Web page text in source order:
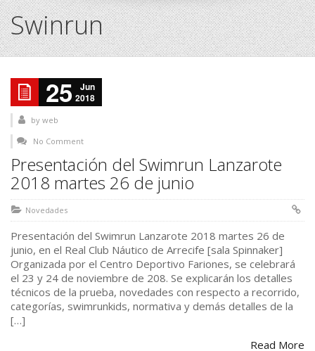
Swinrun
25
Jun
2018
by web
No Comment
Presentación del Swimrun Lanzarote
2018 martes 26 de junio
Novedades
Presentación del Swimrun Lanzarote 2018 martes 26 de
junio, en el Real Club Náutico de Arrecife [sala Spinnaker]
Organizada por el Centro Deportivo Fariones, se celebrará
el 23 y 24 de noviembre de 208. Se explicarán los detalles
técnicos de la prueba, novedades con respecto a recorrido,
categorías, swimrunkids, normativa y demás detalles de la
[…]
Read More